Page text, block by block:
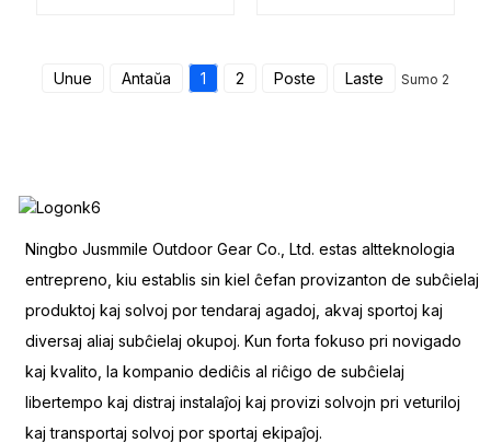
Unue Antaŭa 1 2 Poste Laste Sumo 2
Ningbo Jusmmile Outdoor Gear Co., Ltd. estas altteknologia
entrepreno, kiu establis sin kiel ĉefan provizanton de subĉielaj
produktoj kaj solvoj por tendaraj agadoj, akvaj sportoj kaj
diversaj aliaj subĉielaj okupoj. Kun forta fokuso pri novigado
kaj kvalito, la kompanio dediĉis al riĉigo de subĉielaj
libertempo kaj distraj instalaĵoj kaj provizi solvojn pri veturiloj
kaj transportaj solvoj por sportaj ekipaĵoj.